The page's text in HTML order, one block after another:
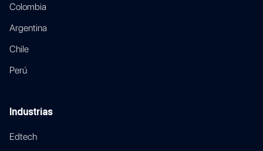
Colombia
Argentina
Chile
Perú
Industrias
Edtech